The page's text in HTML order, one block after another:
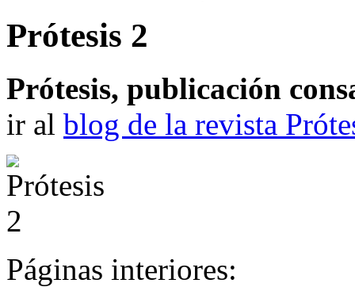
Prótesis 2
Prótesis, publicación
ir al blog de la revista
Páginas interiores: